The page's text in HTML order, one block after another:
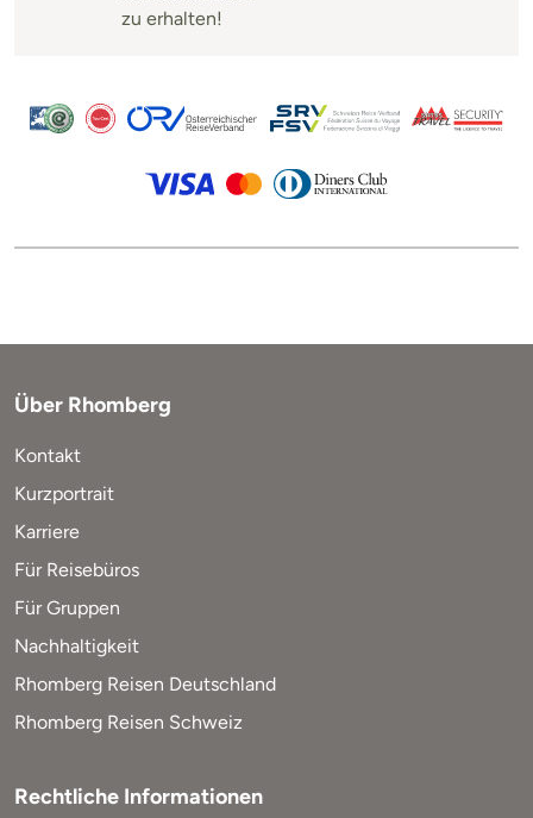
zu erhalten!
Über Rhomberg
Kontakt
Kurzportrait
Karriere
Für Reisebüros
Für Gruppen
Nachhaltigkeit
Rhomberg Reisen Deutschland
Rhomberg Reisen Schweiz
Rechtliche Informationen